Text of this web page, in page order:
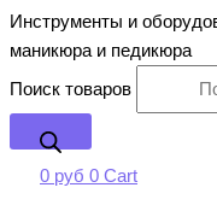
Инструменты и
маникюра и педикюра
Поиск товаров
0 руб 0 Cart